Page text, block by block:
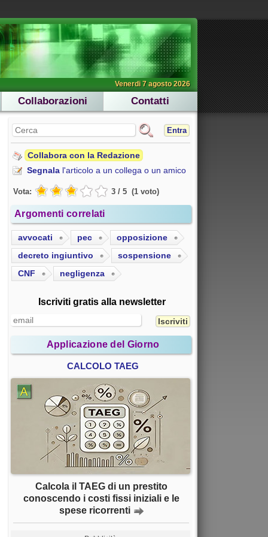
Venerdi 7 agosto 2026
Collaborazioni Contatti
Entra
Collabora con la Redazione
Segnala l'articolo a un collega o un amico
Vota: 3 / 5 (1 voto)
Argomenti correlati
avvocati pec
opposizione
decreto ingiuntivo
sospensione
CNF
negligenza
Iscriviti gratis alla newsletter
Applicazione del Giorno
CALCOLO TAEG
Calcola il TAEG di un prestito
conoscendo i costi fissi iniziali e le
spese ricorrenti